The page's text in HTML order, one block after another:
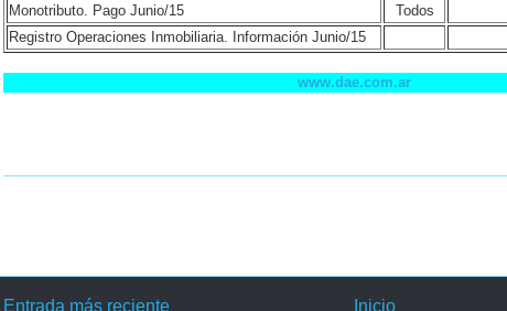
Monotributo. Pago Junio/15
Todos
Registro Operaciones Inmobiliaria. Información Junio/15
www.dae.com.ar
Entrada más reciente Inicio